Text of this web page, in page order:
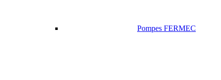
Pompes FERMEC